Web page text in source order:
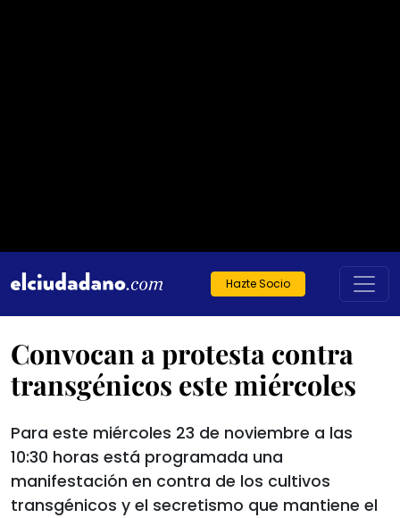
Hazte Socio
Convocan a protesta contra
transgénicos este miércoles
Para este miércoles 23 de noviembre a las
10:30 horas está programada una
manifestación en contra de los cultivos
transgénicos y el secretismo que mantiene el